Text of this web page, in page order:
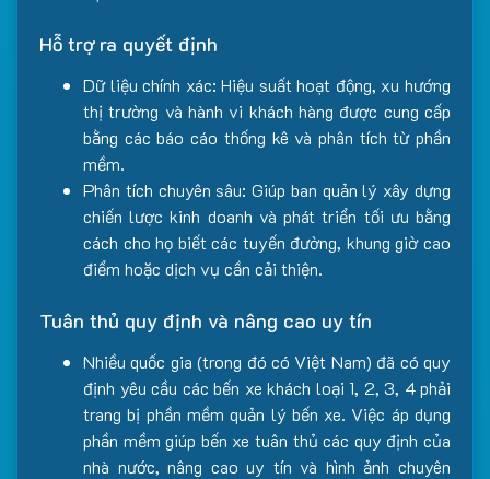
Hỗ trợ ra quyết định
Dữ liệu chính xác: Hiệu suất hoạt động, xu hướng
thị trường và hành vi khách hàng được cung cấp
bằng các báo cáo thống kê và phân tích từ phần
mềm.
Phân tích chuyên sâu: Giúp ban quản lý xây dựng
chiến lược kinh doanh và phát triển tối ưu bằng
cách cho họ biết các tuyến đường, khung giờ cao
điểm hoặc dịch vụ cần cải thiện.
Tuân thủ quy định và nâng cao uy tín
Nhiều quốc gia (trong đó có Việt Nam) đã có quy
định yêu cầu các bến xe khách loại 1, 2, 3, 4 phải
trang bị phần mềm quản lý bến xe. Việc áp dụng
phần mềm giúp bến xe tuân thủ các quy định của
nhà nước, nâng cao uy tín và hình ảnh chuyên